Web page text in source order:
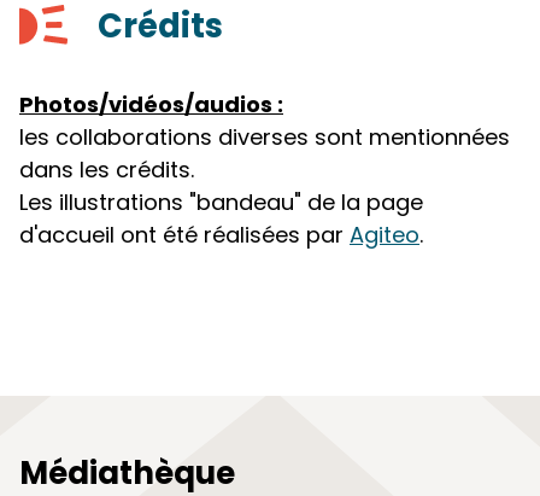
Crédits
Photos/vidéos/audios :
les collaborations diverses sont mentionnées
dans les crédits.
Les illustrations "bandeau" de la page
d'accueil ont été réalisées par Agiteo.
Médiathèque